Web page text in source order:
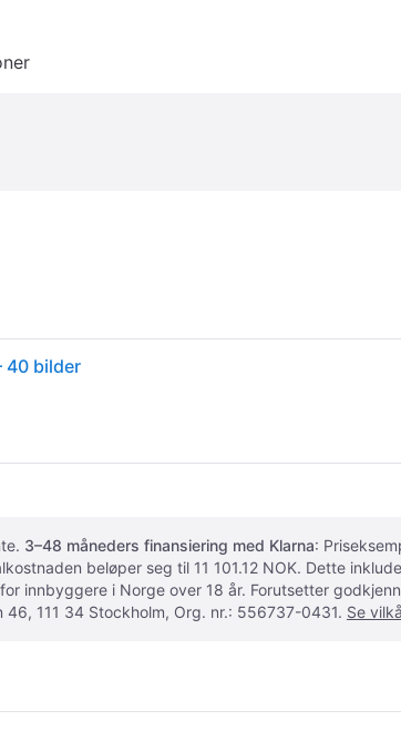
40 bilder
3–48 måneders finansiering med Klarna:
beløper seg til 11 101.12 NOK. Dette
innbyggere i Norge over 18 år. Forutsetter
111 34 Stockholm, Org. nr.: 556737-0431. Se